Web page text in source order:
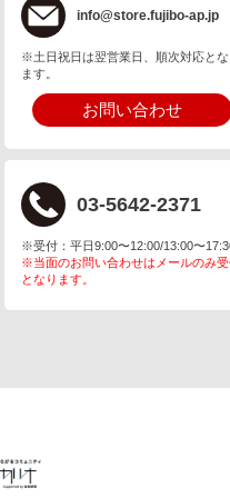
info@store.fujibo-ap.jp
※土日祝日は翌営業日、順次対応とな
ます。
お問い合わせ
03-5642-2371
※受付：平日9:00〜12:00/13:00〜
※当面のお問い合わせはメールのみ
となります。